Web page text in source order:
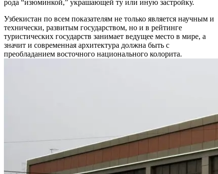
рода “изюминкой,” украшающей ту или иную застройку.
Узбекистан по всем показателям не только является научным и
технически, развитым государством, но и в рейтинге
туристических государств занимает ведущее место в мире, а
значит и современная архитектура должна быть с
преобладанием восточного национального колорита.